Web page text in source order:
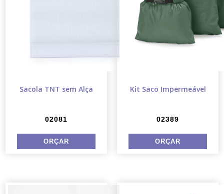
Sacola TNT sem Alça
02081
Kit Saco Impermeável
02389